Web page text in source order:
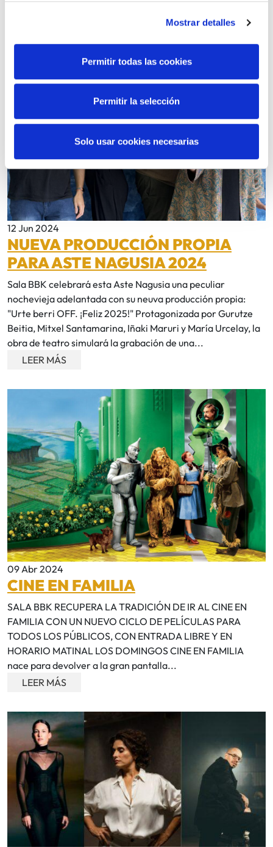
Mostrar detalles
Permitir todas las cookies
Permitir la selección
Solo usar cookies necesarias
12 Jun 2024
NUEVA PRODUCCIÓN PROPIA
PARA ASTE NAGUSIA 2024
Sala BBK celebrará esta Aste Nagusia una peculiar
nochevieja adelantada con su neuva producción propia:
"Urte berri OFF. ¡Feliz 2025!" Protagonizada por Gurutze
Beitia, Mitxel Santamarina, Iñaki Maruri y María Urcelay, la
obra de teatro simulará la grabación de una...
LEER MÁS
09 Abr 2024
CINE EN FAMILIA
SALA BBK RECUPERA LA TRADICIÓN DE IR AL CINE EN
FAMILIA CON UN NUEVO CICLO DE PELÍCULAS PARA
TODOS LOS PÚBLICOS, CON ENTRADA LIBRE Y EN
HORARIO MATINAL LOS DOMINGOS CINE EN FAMILIA
nace para devolver a la gran pantalla...
LEER MÁS